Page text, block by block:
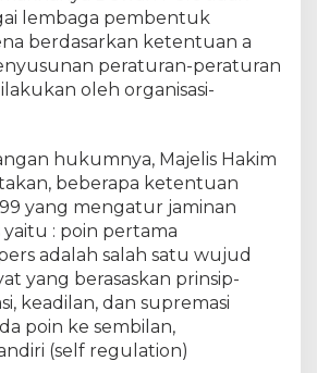
lembaga pembentuk
berdasarkan ketentuan a
peraturan-peraturan
oleh organisasi-
hukumnya, Majelis Hakim
beberapa ketentuan
yang mengatur jaminan
yaitu : poin pertama
adalah salah satu wujud
yang berasaskan prinsip-
keadilan, dan supremasi
poin ke sembilan,
(self regulation)